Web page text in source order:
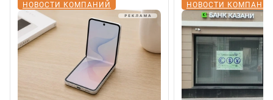
НОВОСТИ КОМПАНИЙ НОВОСТИ